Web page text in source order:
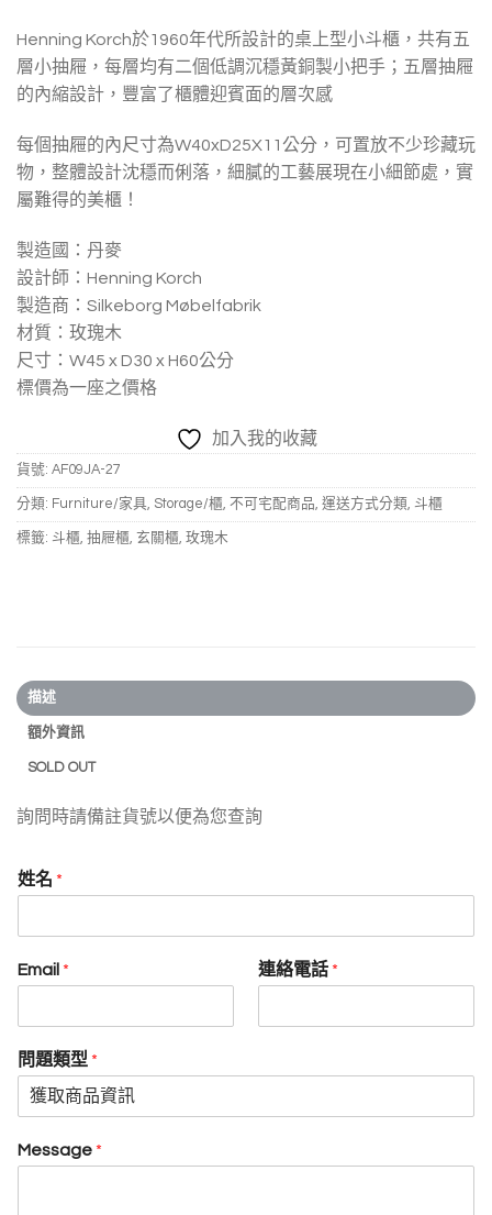
Henning Korch於1960年代所設計的桌上型小斗櫃，共有五
層小抽屜，每層均有二個低調沉穩黃銅製小把手；五層抽屜
的內縮設計，豐富了櫃體迎賓面的層次感
每個抽屜的內尺寸為W40xD25X11公分，可置放不少珍藏玩
物，整體設計沈穩而俐落，細膩的工藝展現在小細節處，實
屬難得的美櫃！
製造國：丹麥
設計師：Henning Korch
製造商：Silkeborg Møbelfabrik
材質：玫瑰木
尺寸：W45 x D30 x H60公分
標價為一座之價格
加入我的收藏
貨號: AF09JA-27
分類: Furniture/家具, Storage/櫃, 不可宅配商品, 運送方式分類, 斗櫃
標籤: 斗櫃, 抽屜櫃, 玄關櫃, 玫瑰木
描述
額外資訊
SOLD OUT
詢問時請備註貨號以便為您查詢
姓名 *
Email * 連絡電話 *
問題類型 *
Message *